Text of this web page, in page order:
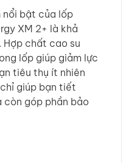
nổi bật của lốp
XM 2+ là khả
Hợp chất cao su
lốp giúp giảm lực
tiêu thụ ít nhiên
giúp bạn tiết
còn góp phần bảo